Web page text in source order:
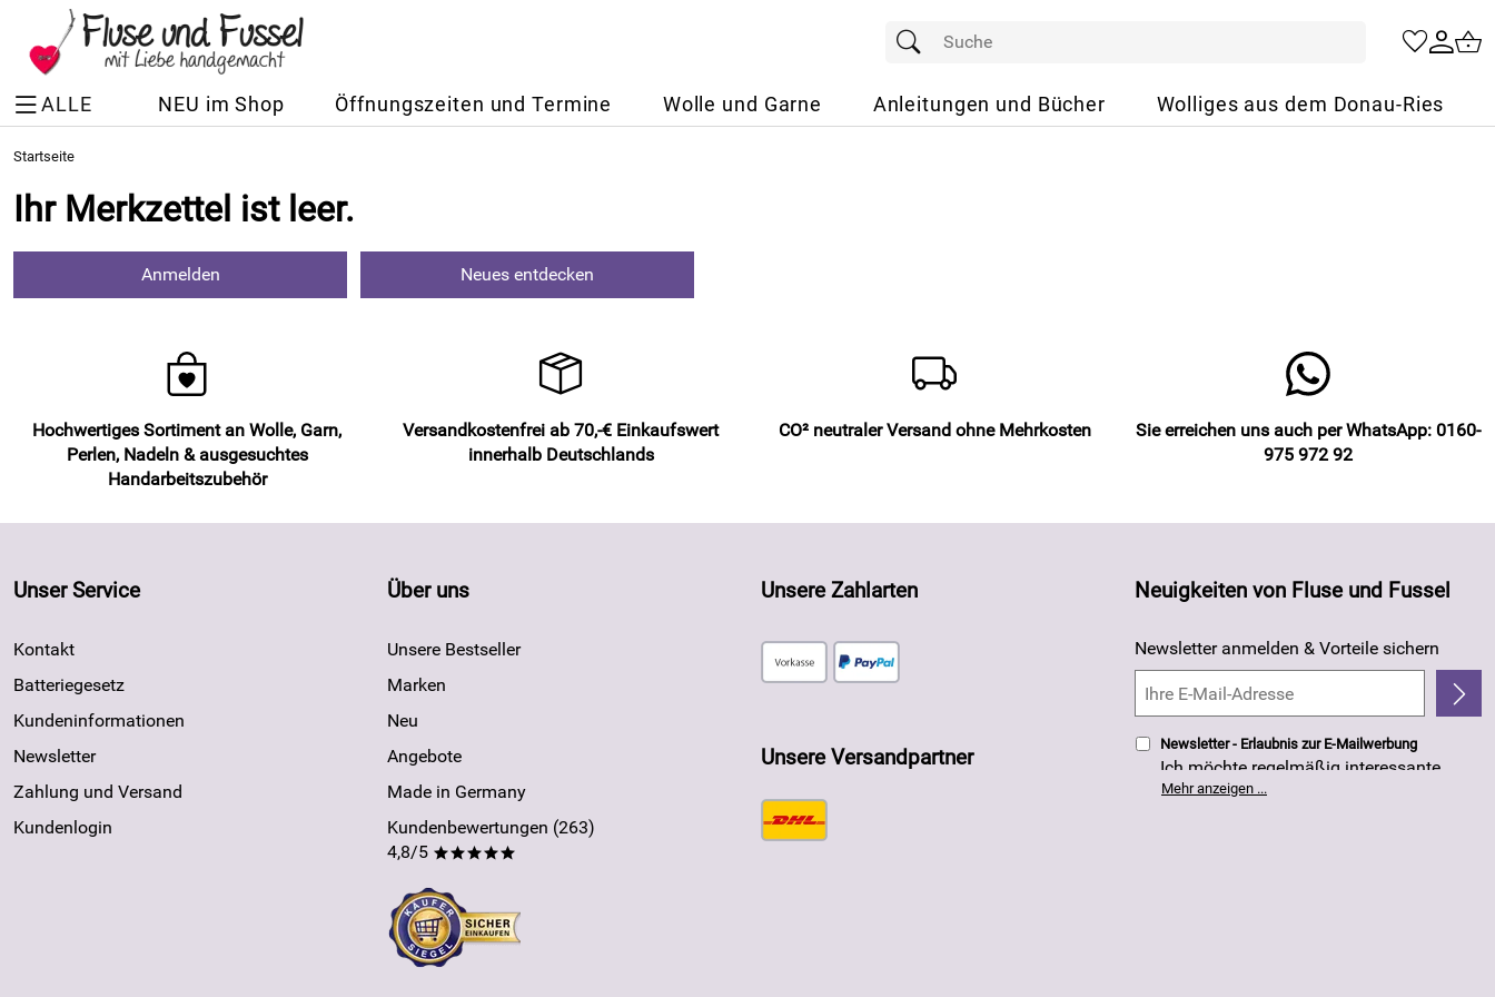
ALLE NEU im Shop Öffnungszeiten und Termine Wolle und Garne Anleitungen und Bücher Wolliges aus dem Donau-Ries
Startseite
Ihr Merkzettel ist leer.
Anmelden Neues entdecken
Hochwertiges Sortiment an Wolle, Garn,
Perlen, Nadeln & ausgesuchtes
Handarbeitszubehör
Versandkostenfrei ab 70,-€ Einkaufswert
innerhalb Deutschlands
CO² neutraler Versand ohne Mehrkosten
Sie erreichen uns auch per WhatsApp: 0160-
975 972 92
Unser Service
Kontakt
Batteriegesetz
Kundeninformationen
Newsletter
Zahlung und Versand
Kundenlogin
Über uns
Unsere Bestseller
Marken
Neu
Angebote
Made in Germany
Kundenbewertungen (263)
4,8/5 *****
Unsere Zahlarten
Unsere Versandpartner
Neuigkeiten von Fluse und Fussel
Newsletter anmelden & Vorteile sichern
Newsletter - Erlaubnis zur E-Mailwerbung
Ich möchte regelmäßig interessante
Angebote per E-Mail erhalten. Meine E-
Mail-Adresse wird nicht an andere
Mehr anzeigen ...